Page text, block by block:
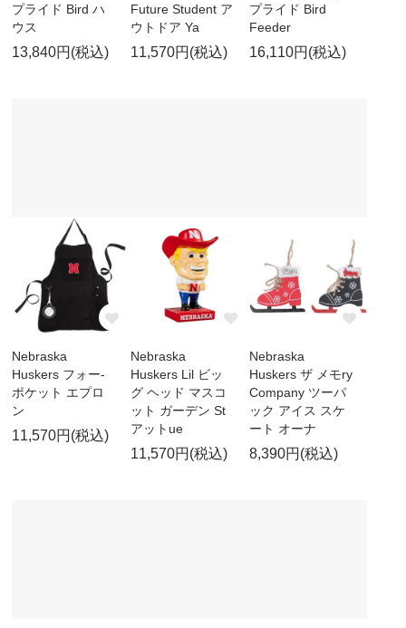
プライド Bird ハ
ウス
13,840円(税込)
Future Student ア
ウトドア Ya
11,570円(税込)
プライド Bird
Feeder
16,110円(税込)
Nebraska
Huskers フォー-
ポケット エプロ
ン
11,570円(税込)
Nebraska
Huskers Lil ビッ
グ ヘッド マスコ
ット ガーデン St
アットue
11,570円(税込)
Nebraska
Huskers ザ メモry
Company ツーパ
ック アイス スケ
ート オーナ
8,390円(税込)